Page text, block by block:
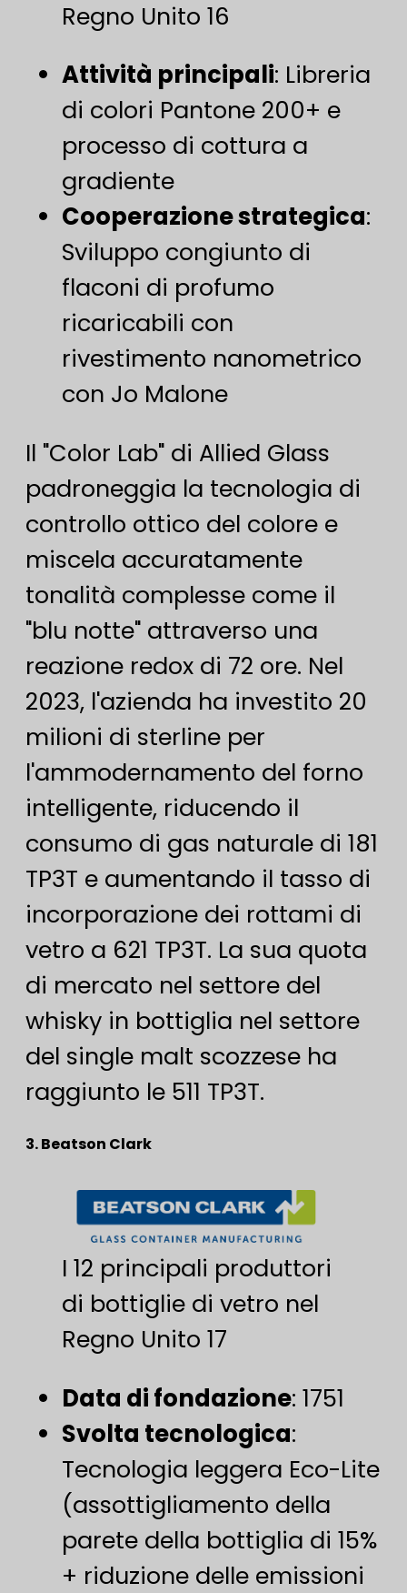
Regno Unito 16
​Attività principali​​: Libreria
di colori Pantone 200+ e
processo di cottura a
gradiente
Cooperazione strategica:
Sviluppo congiunto di
flaconi di profumo
ricaricabili con
rivestimento nanometrico
con Jo Malone
Il "Color Lab" di Allied Glass
padroneggia la tecnologia di
controllo ottico del colore e
miscela accuratamente
tonalità complesse come il
"blu notte" attraverso una
reazione redox di 72 ore. Nel
2023, l'azienda ha investito 20
milioni di sterline per
l'ammodernamento del forno
intelligente, riducendo il
consumo di gas naturale di 181
TP3T e aumentando il tasso di
incorporazione dei rottami di
vetro a 621 TP3T. La sua quota
di mercato nel settore del
whisky in bottiglia nel settore
del single malt scozzese ha
raggiunto le 511 TP3T.
3. Beatson Clark
I 12 principali produttori
di bottiglie di vetro nel
Regno Unito 17
Data di fondazione: 1751
​Svolta tecnologica​​:
Tecnologia leggera Eco-Lite
(assottigliamento della
parete della bottiglia di 15%
+ riduzione delle emissioni